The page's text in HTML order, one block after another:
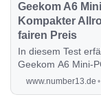
Geekom A6
Kompakter
fairen Preis
In diesem Test
Geekom A6 Mini-
die Performance
www.number13.de